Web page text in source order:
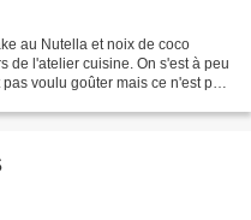
au Nutella et noix de coco
de l'atelier cuisine. On s'est à peu
voulu goûter mais ce n'est pas